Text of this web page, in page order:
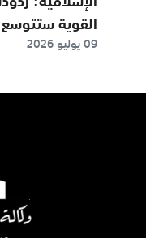
القوية ستتوسع
لتشمل قواعد
المنطقة
09 يوليو 2026